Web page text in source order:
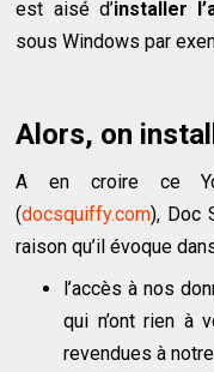
est aisé d’installer
sous Windows par
Alors, on
A en croire ce
(docsquiffy.com), Doc
raison qu’il évoque
l’accès à nos
qui n’ont rien à
revendues à